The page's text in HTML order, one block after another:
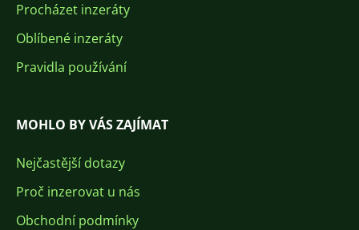
Procházet inzeráty
Oblíbené inzeráty
Pravidla používání
MOHLO BY VÁS ZAJÍMAT
Nejčastější dotazy
Proč inzerovat u nás
Obchodní podmínky